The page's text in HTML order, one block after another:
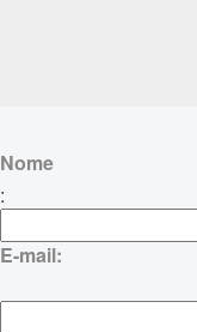
Nome
:
E-mail: